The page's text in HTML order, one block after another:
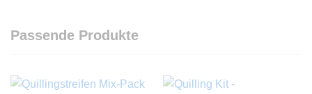
Passende Produkte